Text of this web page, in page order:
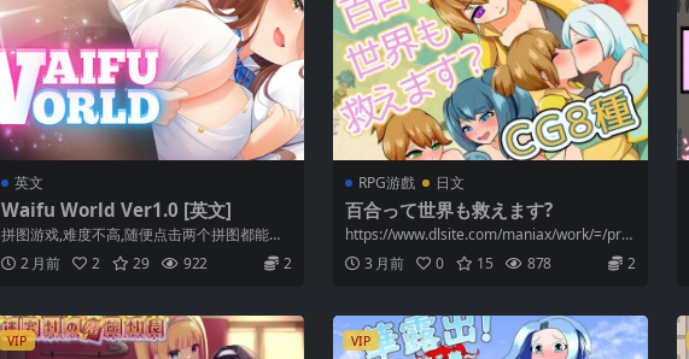
英文
Waifu World Ver1.0 [英文]
拼图游戏,难度不高,随便点击两个拼图都能互
换...
2 月前 2 29 922 2
RPG游戲 日文
百合って世界も救えます?
https://www.dlsite.com/maniax/work/=/pr
o...
3 月前 0 15 878 2
VIP VIP